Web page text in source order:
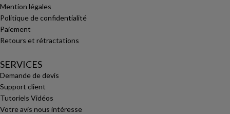
Mention légales
Politique de confidentialité
Paiement
Retours et rétractations
SERVICES
Demande de devis
Support client
Tutoriels Vidéos
Votre avis nous intéresse